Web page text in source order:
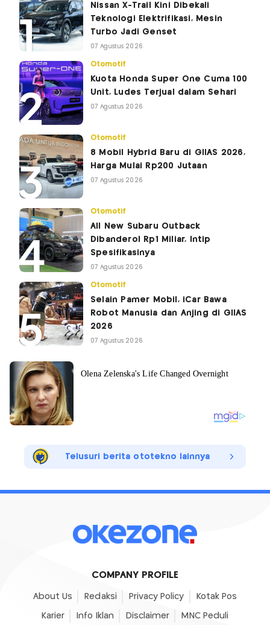
Nissan X-Trail Kini Dibekali
Teknologi Elektrifikasi, Mesin
Turbo Jadi Genset
07 Agustus 2026
Otomotif
Kuota Honda Super One Cuma 100
Unit, Ludes Terjual dalam Sehari
07 Agustus 2026
Otomotif
8 Mobil Hybrid Baru di GIIAS 2026,
Harga Mulai Rp200 Jutaan
07 Agustus 2026
Otomotif
All New Subaru Outback
Dibanderol Rp1 Miliar, Intip
Spesifikasinya
07 Agustus 2026
Otomotif
Selain Pamer Mobil, iCar Bawa
Robot Manusia dan Anjing di GIIAS
2026
07 Agustus 2026
Telusuri berita ototekno lainnya